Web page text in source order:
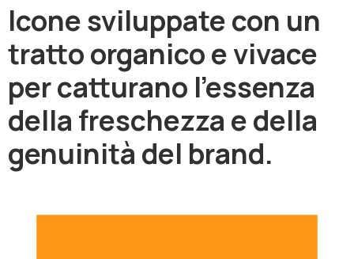
Icone sviluppate con un
tratto organico e vivace
per catturano l'essenza
della freschezza e della
genuinità del brand.